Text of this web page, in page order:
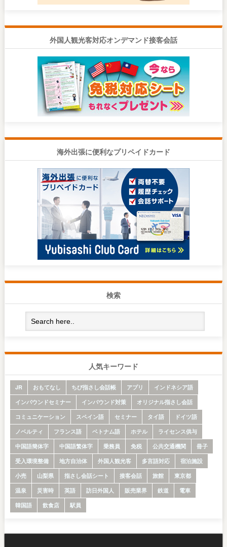
外国人観光客対応オンデマンド接客会話
海外出張に便利なプリペイドカード
検索
人気キーワード
JR おもてなし ちび指さし会話帳 アプリ
インドネシア語
インバウンドセミナー
インバウンド対策
オリジナル指さし会話
コミュニケーション
スペイン語 セミナー タイ語
ドイツ語
ノベルティ
フランス語 ベトナム語 ホテル
ライセンス供与
中国語簡体字
中国語繁体字 乗務員 免税 公共交通機関
冊子
受入環境整備
地方自治体 外国人観光客 多言語対応
宿泊施設
小売
山梨県 指さし会話シート 接客会話 旅館
東京都
温泉
災害時 英語 訪日外国人 販売業界 鉄道
電車
韓国語
飲食店 駅員